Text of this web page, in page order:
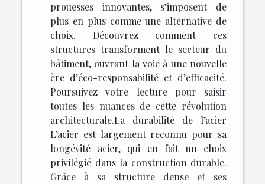
prouesses innovantes, s’imposent de
plus en plus comme une alternative de
choix. Découvrez comment ces
structures transforment le secteur du
bâtiment, ouvrant la voie à une nouvelle
ère d’éco-responsabilité et d’efficacité.
Poursuivez votre lecture pour saisir
toutes les nuances de cette révolution
architecturale.La durabilité de l’acier
L’acier est largement reconnu pour sa
longévité acier, qui en fait un choix
privilégié dans la construction durable.
Grâce à sa structure dense et ses